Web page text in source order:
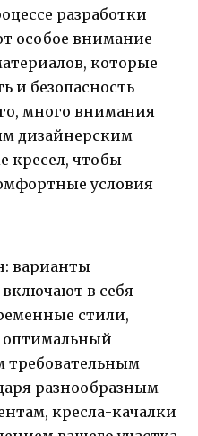
разработки
особое внимание
которые
и безопасность
много внимания
дизайнерским
кресел, чтобы
условия
варианты
в себя
стили,
оптимальный
требовательным
разнообразным
кресла-качалки